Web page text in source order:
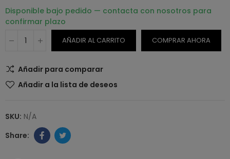
Disponible bajo pedido — contacta con nosotros para
confirmar plazo
AÑADIR AL CARRITO COMPRAR AHORA
Añadir para comparar
Añadir a la lista de deseos
SKU: N/A